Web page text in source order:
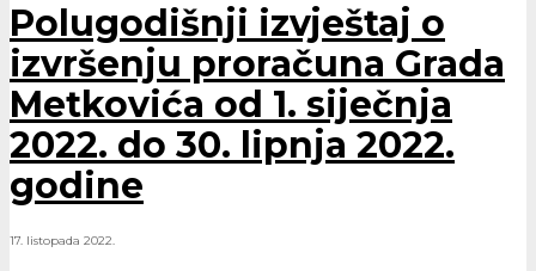
Polugodišnji izvještaj o
izvršenju proračuna Grada
Metkovića od 1. siječnja
2022. do 30. lipnja 2022.
godine
17. listopada 2022.